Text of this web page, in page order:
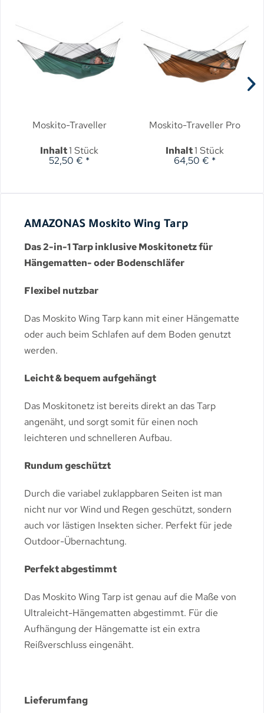
Moskito-Traveller
Inhalt1 Stück
52,50 € *
Moskito-Traveller Pro
Inhalt1 Stück
64,50 € *
AMAZONAS Moskito Wing Tarp
Das 2-in-1 Tarp inklusive Moskitonetz für
Hängematten- oder Bodenschläfer
Flexibel nutzbar
Das Moskito Wing Tarp kann mit einer Hängematte
oder auch beim Schlafen auf dem Boden genutzt
werden.
Leicht & bequem aufgehängt
Das Moskitonetz ist bereits direkt an das Tarp
angenäht, und sorgt somit für einen noch
leichteren und schnelleren Aufbau.
Rundum geschützt
Durch die variabel zuklappbaren Seiten ist man
nicht nur vor Wind und Regen geschützt, sondern
auch vor lästigen Insekten sicher. Perfekt für jede
Outdoor-Übernachtung.
Perfekt abgestimmt
Das Moskito Wing Tarp ist genau auf die Maße von
Ultraleicht-Hängematten abgestimmt. Für die
Aufhängung der Hängematte ist ein extra
Reißverschluss eingenäht.
Lieferumfang